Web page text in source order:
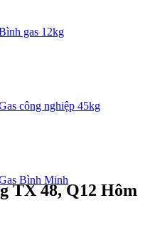
gas 12kg
công nghiệp 45kg
Bình Minh
TX 48, Q12 Hôm